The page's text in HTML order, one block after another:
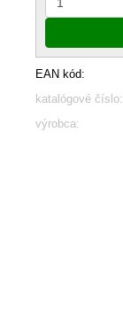
EAN kód:
katalógové číslo:
výrobca: